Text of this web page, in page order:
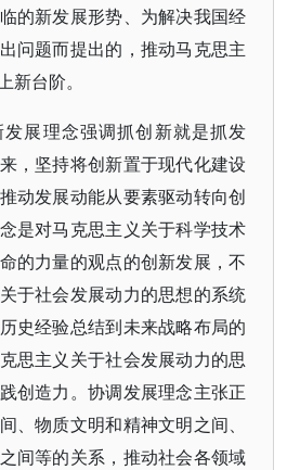
的新发展形势、为解决我国经
问题而提出的，推动马克思主
新台阶。
展理念强调抓创新就是抓发
，坚持将创新置于现代化建设
动发展动能从要素驱动转向创
是对马克思主义关于科学技术
的力量的观点的创新发展，不
于社会发展动力的思想的系统
史经验总结到未来战略布局的
思主义关于社会发展动力的思
创造力。协调发展理念主张正
、物质文明和精神文明之间、
间等的关系，推动社会各领域